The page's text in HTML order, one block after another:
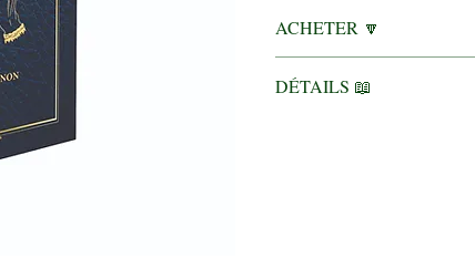
ACHETER 🔽
Livre broché
DÉTAILS 📖